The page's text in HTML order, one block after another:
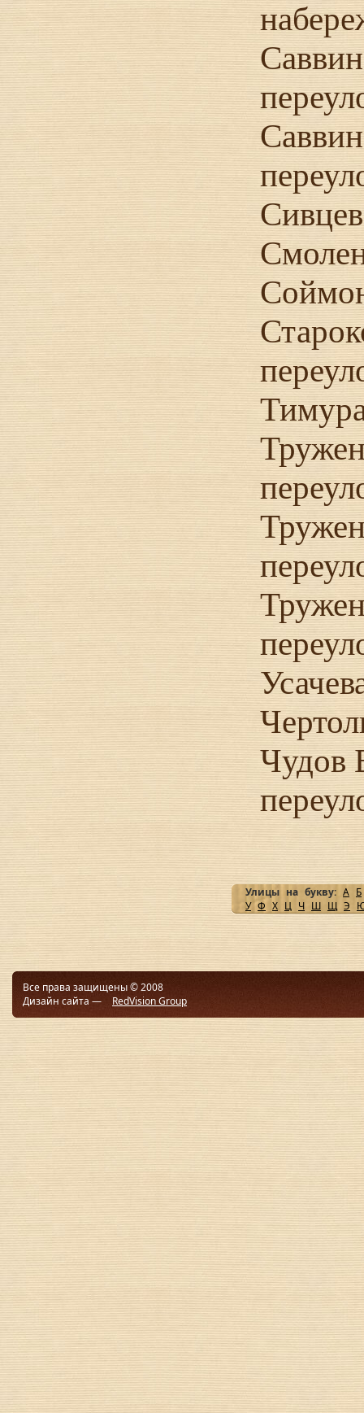
Чудов
Улицы на букву: А Б
У Ф Х Ц Ч Ш Щ Э
Все права защищены © 2008
Дизайн сайта —
RedVision Group